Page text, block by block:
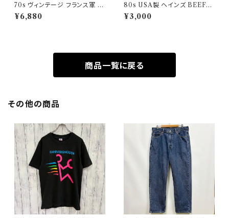
70s ヴィンテージ フランス軍 G
AOベスト ミリタリーベスト ユ
ーロミリタリー
¥6,880
80s USA製 ヘインズ BEEFY
シングルステッチTシャツ ヴィン
テージTシャツ ポケT
¥3,000
商品一覧に戻る
その他の商品